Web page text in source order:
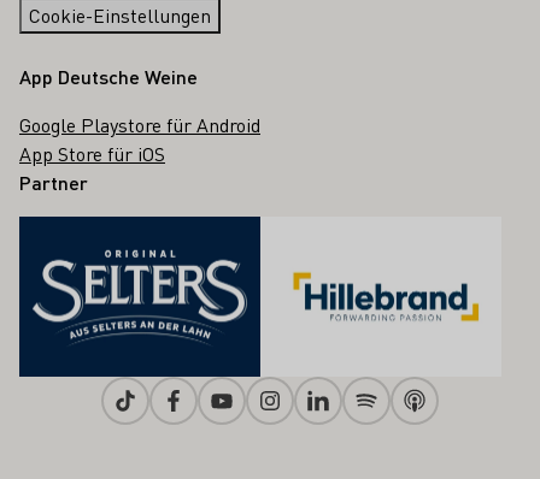
Cookie-Einstellungen
App Deutsche Weine
Google Playstore für Android
App Store für iOS
Partner
TiktokFacebookYoutubeInstagramLinkedinSpotifyApple